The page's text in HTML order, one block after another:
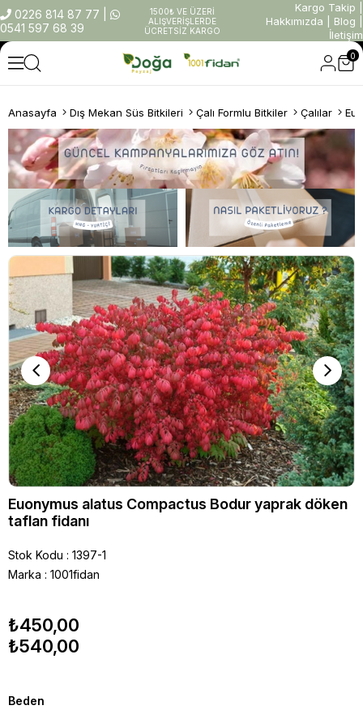
0226 814 87 77
0541 597 68 39
1500₺ VE ÜZERİ
ALIŞVERİŞLERDE
ÜCRETSİZ KARGO
Kargo Takip
Hakkımızda
Blog
İletişim
0
Anasayfa Dış Mekan Süs Bitkileri Çalı Formlu Bitkiler Çalılar
Euonymus alatus Compactus Bodur yaprak döken
taflan fidanı
Stok Kodu
1397-1
Marka : 1001fidan
₺450,00
₺540,00
Beden